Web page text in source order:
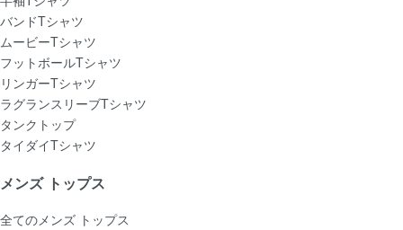
バンドTシャツ
ムービーTシャツ
フットボールTシャツ
リンガーTシャツ
ラグランスリーブTシャツ
タンクトップ
タイダイTシャツ
メンズ トップス
全てのメンズ トップス